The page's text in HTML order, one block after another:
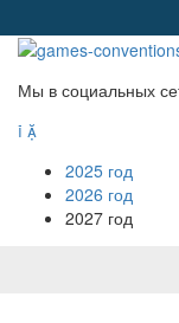
Мы в социальных
 
2025 год
2026 год
2027 год